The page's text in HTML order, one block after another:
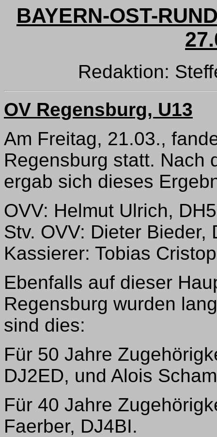
BAYERN-OST-
Redaktion:
OV Regensburg, U13
Am Freitag, 21.03.,
Regensburg statt. Nach
ergab sich dieses
OVV: Helmut Ulrich,
Stv. OVV: Dieter Bieder,
Kassierer: Tobias
Ebenfalls auf dieser
Regensburg wurden
sind dies:
Für 50 Jahre
DJ2ED, und Alois
Für 40 Jahre
Faerber, DJ4BI.